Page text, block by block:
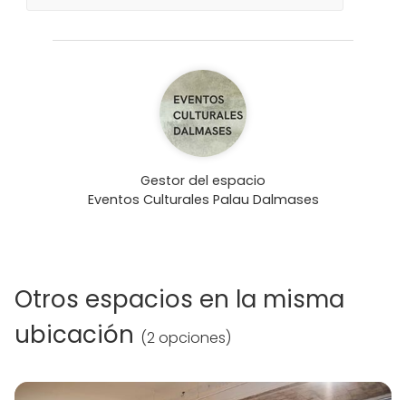
Gestor del espacio
Eventos Culturales Palau Dalmases
Otros espacios en la misma
ubicación (2 opciones)